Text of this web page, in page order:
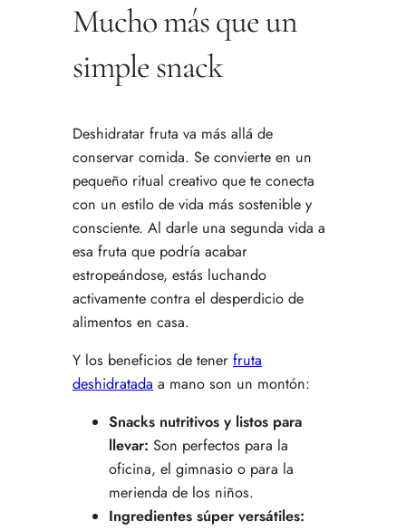
Mucho más que un
simple snack
Deshidratar fruta va más allá de
conservar comida. Se convierte en un
pequeño ritual creativo que te conecta
con un estilo de vida más sostenible y
consciente. Al darle una segunda vida a
esa fruta que podría acabar
estropeándose, estás luchando
activamente contra el desperdicio de
alimentos en casa.
Y los beneficios de tener fruta
deshidratada a mano son un montón:
Snacks nutritivos y listos para
llevar: Son perfectos para la
oficina, el gimnasio o para la
merienda de los niños.
Ingredientes súper versátiles: